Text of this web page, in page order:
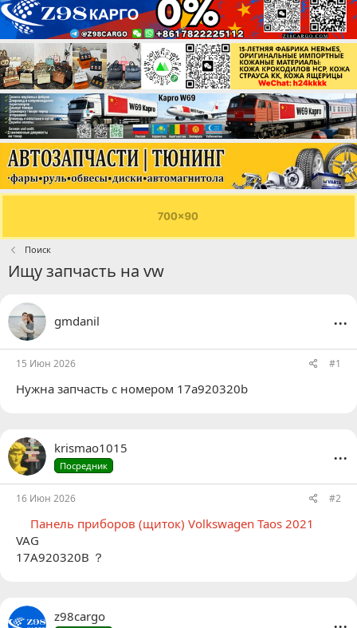
Поиск
Ищу запчасть на vw
gmdanil ...
15 Июн 2026 #1
Нужна запчасть с номером 17a920320b
krismao1015
Посредник
...
16 Июн 2026 #2
Панель приборов (щиток) Volkswagen Taos 2021
VAG
17A920320B ？
z98cargo ...